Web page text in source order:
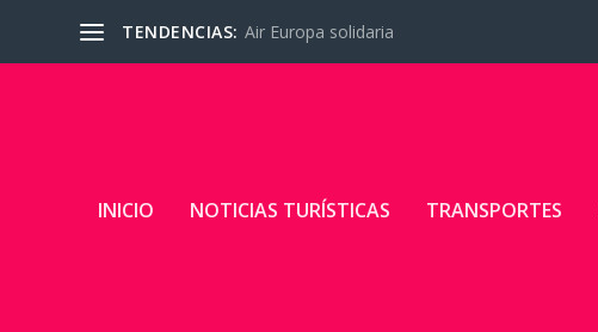
TENDENCIAS: Air Europa solidaria
INICIO NOTICIAS TURÍSTICAS TRANSPORTES